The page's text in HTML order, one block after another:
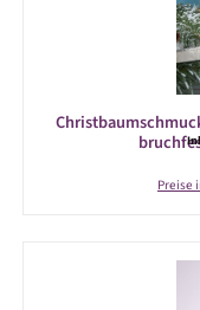
Preise